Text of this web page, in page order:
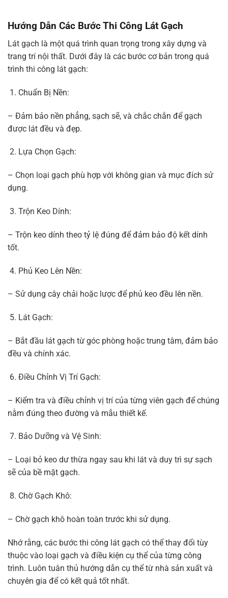
Hướng Dẫn Các Bước Thi Công Lát Gạch
Lát gạch là một quá trình quan trọng trong xây dựng và
trang trí nội thất. Dưới đây là các bước cơ bản trong quá
trình thi công lát gạch:
Chuẩn Bị Nền:
– Đảm bảo nền phẳng, sạch sẽ, và chắc chắn để gạch
được lát đều và đẹp.
Lựa Chọn Gạch:
– Chọn loại gạch phù hợp với không gian và mục đích sử
dụng.
Trộn Keo Dính:
– Trộn keo dính theo tỷ lệ đúng để đảm bảo độ kết dính
tốt.
Phủ Keo Lên Nền:
– Sử dụng cây chải hoặc lược để phủ keo đều lên nền.
Lát Gạch:
– Bắt đầu lát gạch từ góc phòng hoặc trung tâm, đảm bảo
đều và chính xác.
Điều Chỉnh Vị Trí Gạch:
– Kiểm tra và điều chỉnh vị trí của từng viên gạch để chúng
nằm đúng theo đường và mẫu thiết kế.
Bảo Dưỡng và Vệ Sinh:
– Loại bỏ keo dư thừa ngay sau khi lát và duy trì sự sạch
sẽ của bề mặt gạch.
Chờ Gạch Khô:
– Chờ gạch khô hoàn toàn trước khi sử dụng.
Nhớ rằng, các bước thi công lát gạch có thể thay đổi tùy
thuộc vào loại gạch và điều kiện cụ thể của từng công
trình. Luôn tuân thủ hướng dẫn cụ thể từ nhà sản xuất và
chuyên gia để có kết quả tốt nhất.